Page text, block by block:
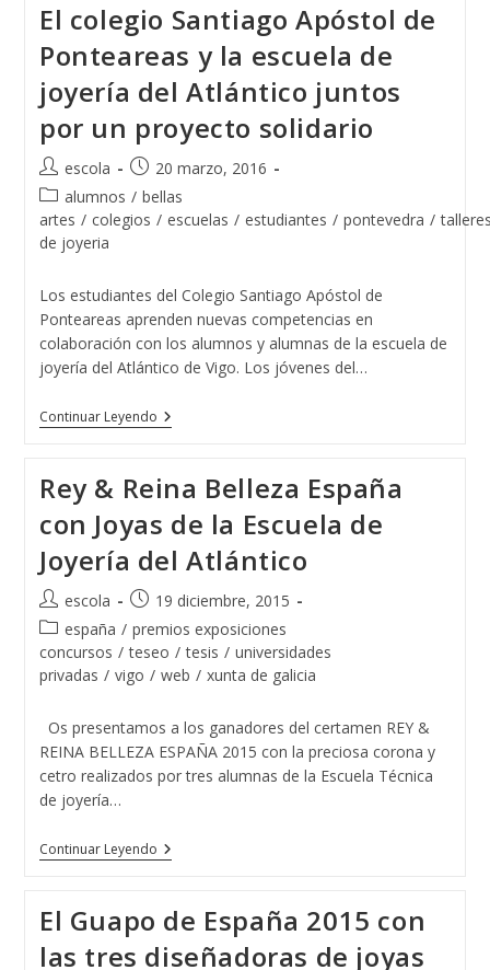
El colegio Santiago Apóstol de
Ponteareas y la escuela de
joyería del Atlántico juntos
por un proyecto solidario
Autor
de
la
entrada:
escola
Publicación
de
la
entrada:
20 marzo, 2016
Categoría
de
la
alumnos / bellas
artes / colegios / escuelas / estudiantes / pontevedra /
de joyeria
Los estudiantes del Colegio Santiago Apóstol de
Ponteareas aprenden nuevas competencias en
colaboración con los alumnos y alumnas de la escuela de
joyería del Atlántico de Vigo. Los jóvenes del…
Continuar LeyendoEl
Colegio
De
Ponteareas
Y
La
Escuela
De
Joyería
Del
Atlántico
Juntos
Por
Un
Rey & Reina Belleza España
con Joyas de la Escuela de
Joyería del Atlántico
Autor
de
la
entrada:
escola
Publicación
de
la
entrada:
19 diciembre, 2015
Categoría
de
la
españa / premios exposiciones
concursos / teseo / tesis / universidades
privadas / vigo / web / xunta de galicia
Os presentamos a los ganadores del certamen REY &
REINA BELLEZA ESPAÑA 2015 con la preciosa corona y
cetro realizados por tres alumnas de la Escuela Técnica
de joyería…
Continuar LeyendoRey
&
España
Con
Joyas
El Guapo de España 2015 con
las tres diseñadoras de joyas